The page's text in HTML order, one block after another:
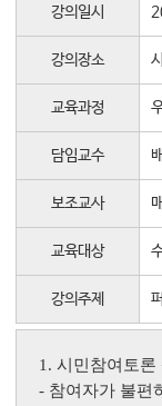
강의일시
강의장소
교육과정
담임교수
보조교사
교육대상
강의주제
1. 시민참여토론
- 참여자가 불편